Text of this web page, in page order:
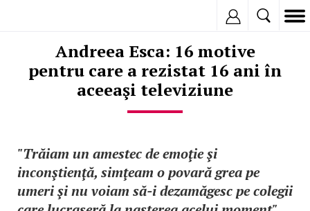
Andreea Esca: 16 motive
pentru care a rezistat 16 ani în
aceeaşi televiziune
"Trăiam un amestec de emoţie şi
inconştienţă, simţeam o povară grea pe
umeri şi nu voiam să-i dezamăgesc pe colegii